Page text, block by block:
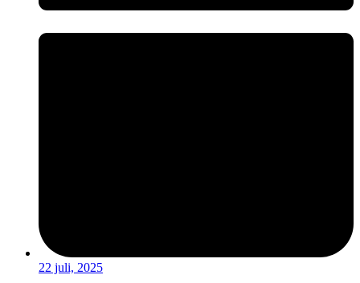
22 juli, 2025